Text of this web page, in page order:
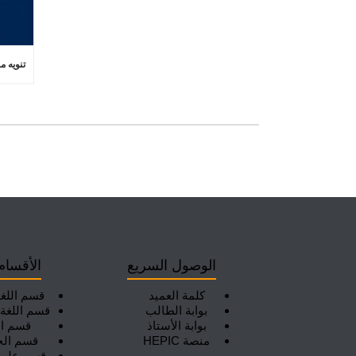
قسم
قسم اللغة
قسم
قسم
الوصول السريع
كلمة العميد
بوابة الطالب
بوابة الأستاذ
منصة HEPIC